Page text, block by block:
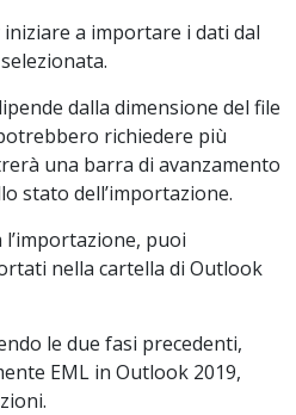
iniziare a importare i dati dal
dalla dimensione del file
richiedere più
una barra di avanzamento
stato dell’importazione.
puoi
nella cartella di Outlook
le due fasi precedenti,
EML in Outlook 2019,